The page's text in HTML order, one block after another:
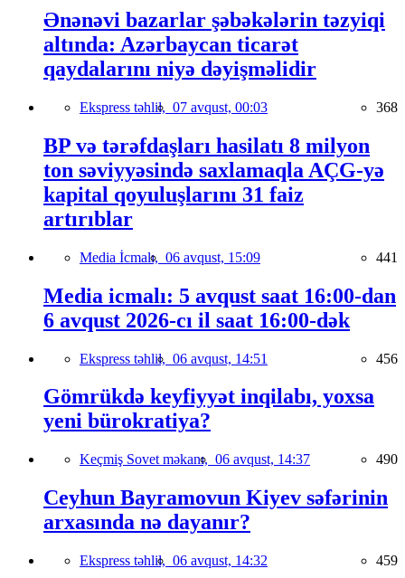
Ənənəvi bazarlar şəbəkələrin təzyiqi
altında: Azərbaycan ticarət
qaydalarını niyə dəyişməlidir
Ekspress təhlil, 07 avqust, 00:03 368
BP və tərəfdaşları hasilatı 8 milyon
ton səviyyəsində saxlamaqla AÇG-yə
kapital qoyuluşlarını 31 faiz
artırıblar
Media İcmalı, 06 avqust, 15:09 441
Media icmalı: 5 avqust saat 16:00-dan
6 avqust 2026-cı il saat 16:00-dək
Ekspress təhlil, 06 avqust, 14:51 456
Gömrükdə keyfiyyət inqilabı, yoxsa
yeni bürokratiya?
Keçmiş Sovet məkanı, 06 avqust, 14:37 490
Ceyhun Bayramovun Kiyev səfərinin
arxasında nə dayanır?
Ekspress təhlil, 06 avqust, 14:32 459